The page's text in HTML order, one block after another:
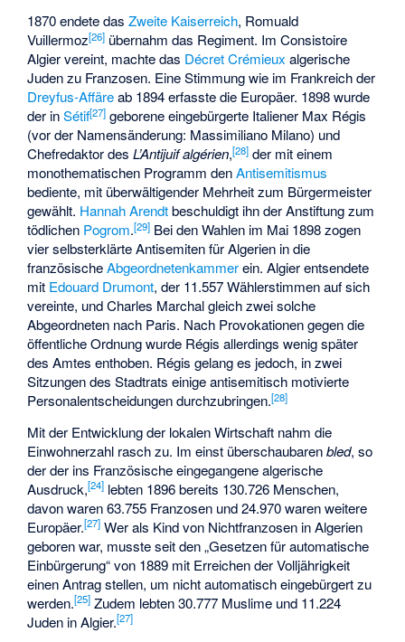
1870 endete dasZweite Kaiserreich, Romuald
Vuillermoz[26] übernahm das Regiment. ImConsistoire
Algiervereint, machte das Décret Crémieux algerische
Juden zu Franzosen. Eine Stimmung wie im Frankreich der
Dreyfus-Affäreab 1894 erfasste die Europäer. 1898 wurde
der inSétif[27] geborene eingebürgerte Italiener Max Régis
(vor der Namensänderung: Massimiliano Milano) und
Chefredaktor desL’Antijuif algérien,[28] der mit einem
monothematischen Programm denAntisemitismus
bediente, mit überwältigender Mehrheit zum Bürgermeister
gewählt. Hannah Arendtbeschuldigt ihn der Anstiftung zum
tödlichen Pogrom.[29] Bei den Wahlen im Mai 1898 zogen
vier selbsterklärte Antisemiten für Algerien in die
französischeAbgeordnetenkammerein. Algier entsendete
mit Edouard Drumont, der 11.557 Wählerstimmen auf sich
vereinte, undCharles Marchalgleich zwei solche
Abgeordneten nach Paris. Nach Provokationen gegen die
öffentliche Ordnung wurde Régis allerdings wenig später
des Amtes enthoben. Régis gelang es jedoch, in zwei
Sitzungen des Stadtrats einige antisemitisch motivierte
Personalentscheidungen durchzubringen.[28]
Mit der Entwicklung der lokalen Wirtschaft nahm die
Einwohnerzahl rasch zu. Im einst überschaubarenbled, so
der der ins Französische eingegangene algerische
Ausdruck,[24] lebten 1896 bereits 130.726 Menschen,
davon waren 63.755 Franzosen und 24.970 waren weitere
Europäer.[27] Wer als Kind von Nichtfranzosen in Algerien
geboren war, musste seit den „Gesetzen für automatische
Einbürgerung“ von 1889 mit Erreichen der Volljährigkeit
einen Antrag stellen, um nicht automatisch eingebürgert zu
werden.[25] Zudem lebten 30.777 Muslime und 11.224
Juden in Algier.[27]